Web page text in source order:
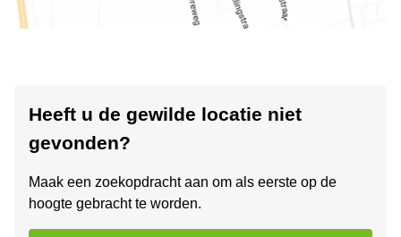
Heeft u de gewilde locatie niet
gevonden?
Maak een zoekopdracht aan om als eerste op de
hoogte gebracht te worden.